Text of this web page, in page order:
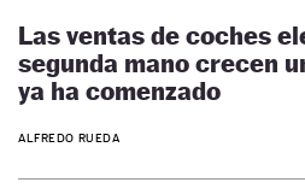
Las ventas de coches
segunda mano crecen
ya ha comenzado
ALFREDO RUEDA